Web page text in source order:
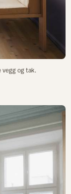
vegg og tak.